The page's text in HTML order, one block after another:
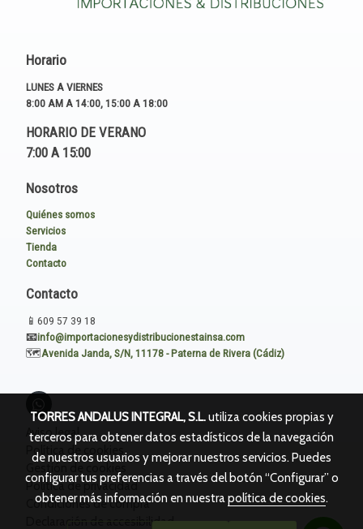
Horario
LUNES A VIERNES
8:00 AM A 14:00, 15:00 A 18:00
HORARIO DE VERANO
7:00 A 15:00
Nosotros
Quiénes somos
Servicios
Tienda
Contacto
Contacto
📱 609 57 39 18
📧info@importacionesydistribucionestainsa.com
🗺️Avenida Janda, S/N, 11178 - Paterna de Rivera (Cádiz)
Aviso legal
Política de cookies
Política de privacidad
Condiciones de compra
Declaración de accesibilidad
TORRES ANDALUS INTEGRAL, S.L.utiliza cookies propias y
terceros para obtener datos estadísticos de la navegación
de nuestros usuarios y mejorar nuestros servicios. Puedes
configurar tus preferencias a través del botón “Configurar” o
obtener más información en nuestrapolítica de cookies.